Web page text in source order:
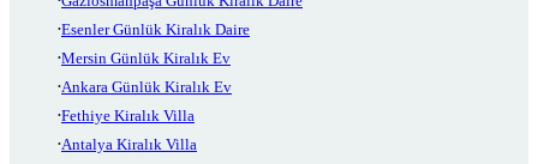
Esenler Günlük Kiralık Daire
Mersin Günlük Kiralık Ev
Ankara Günlük Kiralık Ev
Fethiye Kiralık Villa
Antalya Kiralık Villa